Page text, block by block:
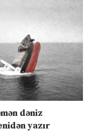
dəniz
yazır